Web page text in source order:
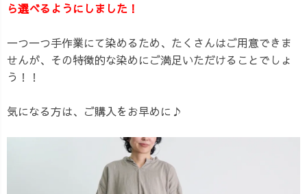
ら選べるようにしました！
一つ一つ手作業にて染めるため、たくさんはご用意できま
せんが、その特徴的な染めにご満足いただけることでしょ
う！！
気になる方は、ご購入をお早めに♪